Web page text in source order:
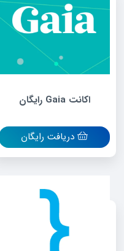
اکانت Gaia رایگان
دریافت رایگان